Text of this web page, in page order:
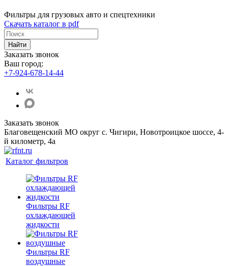
Фильтры для грузовых авто и спецтехники
Скачать каталог в pdf
Найти
Заказать звонок
Ваш город:
+7-924-678-14-44‬
Заказать звонок
Благовещенский МО округ с. Чигири, Новотроицкое шоссе, 4-
й километр, 4а
Каталог фильтров
Фильтры RF
охлаждающей
жидкости
Фильтры RF
воздушные